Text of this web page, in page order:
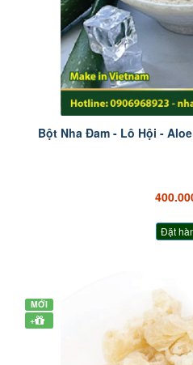
Bột Nha Đam - Lô Hội -
Đặt
MỚI
+